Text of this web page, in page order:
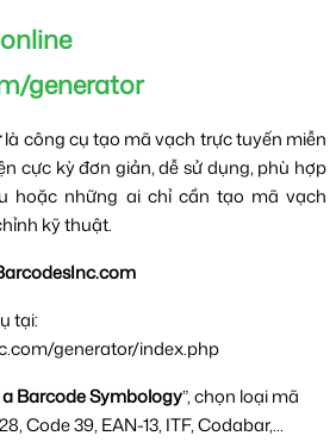
generator
là công cụ tạo mã vạch trực tuyến miễn
cực kỳ đơn giản, dễ sử dụng, phù hợp
hoặc những ai chỉ cần tạo mã vạch
kỹ thuật.
tại:
generator/index.php
a Barcode Symbology”, chọn loại mã
Code 39, EAN-13, ITF, Codabar,...